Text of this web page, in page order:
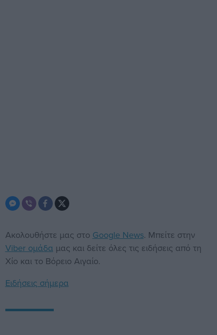
Ακολουθήστε μας στο Google News. Μπείτε στην
Viber ομάδα μας και δείτε όλες τις ειδήσεις από τη
Χίο και το Βόρειο Αιγαίο.
Ειδήσεις σήμερα